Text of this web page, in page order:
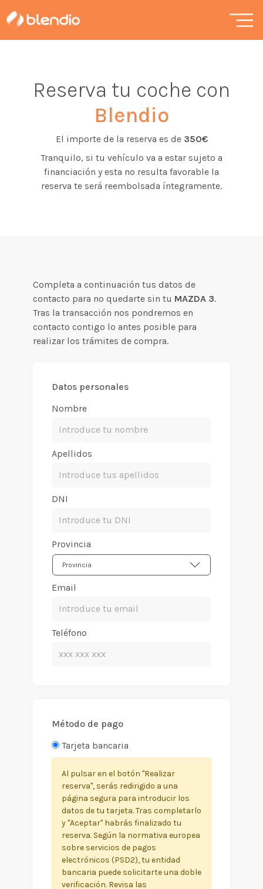
Reserva tu coche con
Blendio
El importe de la reserva es de 350€
Tranquilo, si tu vehículo va a estar sujeto a
financiación y esta no resulta favorable la
reserva te será reembolsada íntegramente.
Completa a continuación tus datos de
contacto para no quedarte sin tu MAZDA 3.
Tras la transacción nos pondremos en
contacto contigo lo antes posible para
realizar los trámites de compra.
Datos personales
Nombre
Apellidos
DNI
Provincia
Provincia
Email
Teléfono
Método de pago
Tarjeta bancaria
Al pulsar en el botón "Realizar
reserva", serás redirigido a una
página segura para introducir los
datos de tu tarjeta. Tras completarlo
y "Aceptar" habrás finalizado tu
reserva. Según la normativa europea
sobre servicios de pagos
electrónicos (PSD2), tu entidad
bancaria puede solicitarte una doble
verificación. Revisa las